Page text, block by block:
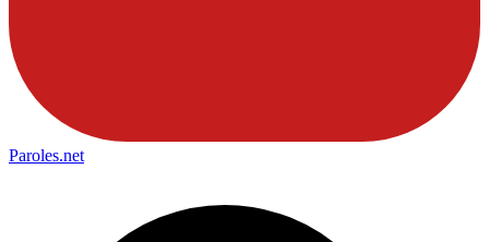
Paroles.net